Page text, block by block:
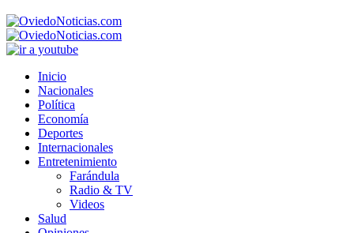
Inicio
Nacionales
Política
Economía
Deportes
Internacionales
Entretenimiento
Farándula
Radio & TV
Videos
Salud